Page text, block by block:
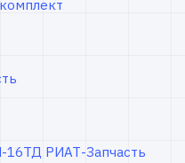
16ТД РИАТ-Запчасть